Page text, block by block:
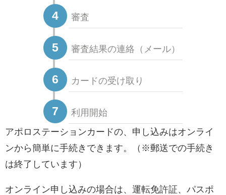
4 審査
5 審査結果の連絡（メール）
6 カードの受け取り
7 利用開始
アポロステーションカードの、申し込みはオンライ
ンから簡単に手続きできます。（※郵送での手続き
は終了しています）
オンライン申し込みの場合は、運転免許証、パスポ